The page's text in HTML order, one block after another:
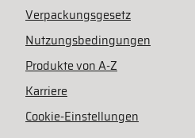
Verpackungsgesetz
Nutzungsbedingungen
Produkte von A-Z
Karriere
Cookie-Einstellungen